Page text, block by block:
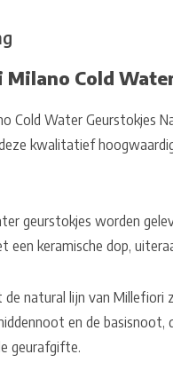
Cold
Cold Water Geurstokjes
kwalitatief
geurstokjes worden
een keramische dop,
de natural lijn van
en de basisnoot,
geurafgifte.